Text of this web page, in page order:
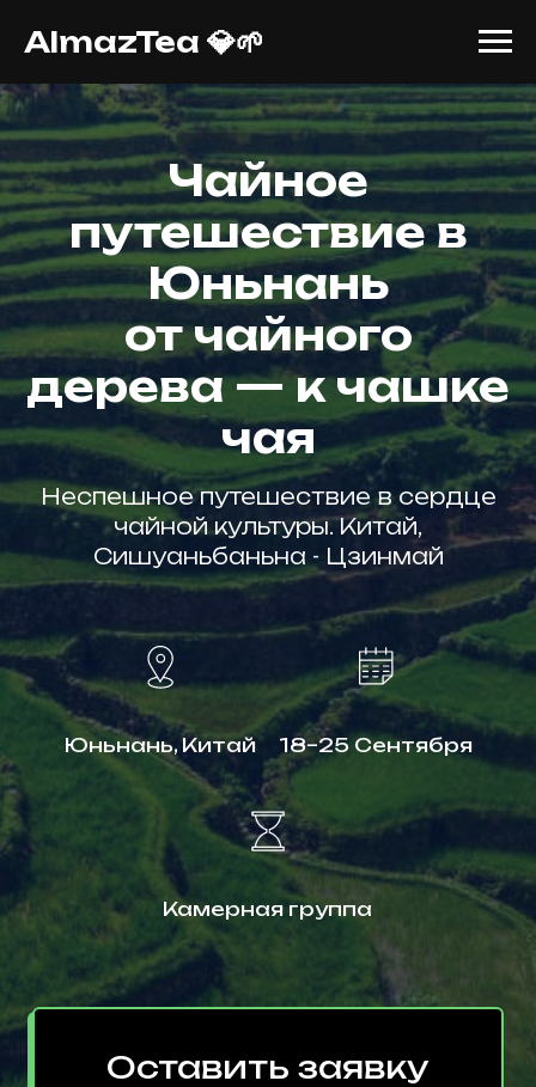
AlmazTea 💎🌱
Чайное
путешествие в
Юньнань
от чайного
дерева — к чашке
чая
Неспешное путешествие в сердце
чайной культуры. Китай,
Сишуаньбаньна - Цзинмай
Юньнань, Китай 18–25 Сентября
Камерная группа
Оставить заявку